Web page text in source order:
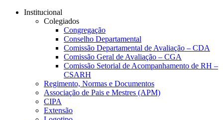
Conteúdo principal
Institucional
Colegiados
Congregação
Conselho Departamental
Comissão Departamental de Avaliação – CDA
Comissão Geral de Avaliação – CGA
Comissão Setorial de Acompanhamento de RH –
CSARH
Regimento, Normas e Documentos
Associação de Pais e Mestres (APM)
CIPA
Extensão